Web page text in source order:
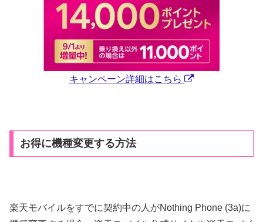
キャンペーン詳細はこちら
お得に機種変更する方法
楽天モバイルをすでに契約中の人がNothing Phone (3a)に